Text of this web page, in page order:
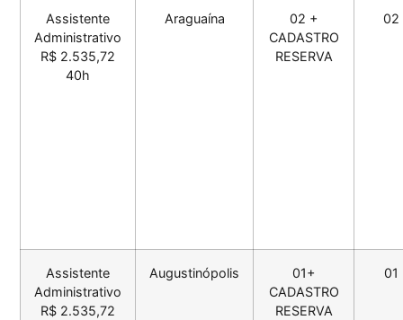
Assistente
Administrativo
R$ 2.535,72
40h
Araguaína
02 +
CADASTRO
RESERVA
02
Assistente
Administrativo
R$ 2.535,72
Augustinópolis
01+
CADASTRO
RESERVA
01